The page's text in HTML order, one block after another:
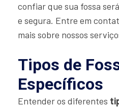
confiar que sua fossa
e segura. Entre em
mais sobre nossos
Tipos de
Específicos
Entender os diferentes